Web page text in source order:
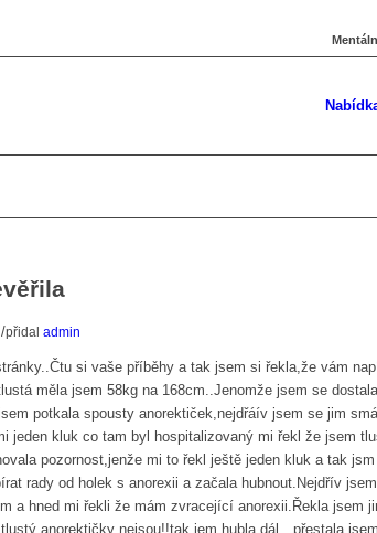
/přidal admin
si vaše příběhy a tak jsem si řekla,že vám
měla jsem 58kg na 168cm..Jenomže jsem se
potkala spousty anorektiček,nejdřáív jsem se jim
jeden kluk co tam byl hospitalizovaný mi řekl že jsem
pozornost,jenže mi to řekl ještě jeden kluk a tak
rady od holek s anorexii a začala hubnout.Nejdřív
a hned mi řekli že mám zvracející anorexii.Řekla jsem
anorektičky nejsou!!tak jem hubla dál…přestala